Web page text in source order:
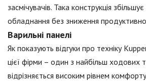
засмічувачів. Така конструкція
обладнання без зниження
Варильні панелі
Як показують відгуки про техніку
цієї фірми – один з найбільш ходових
відрізняється високим рівнем